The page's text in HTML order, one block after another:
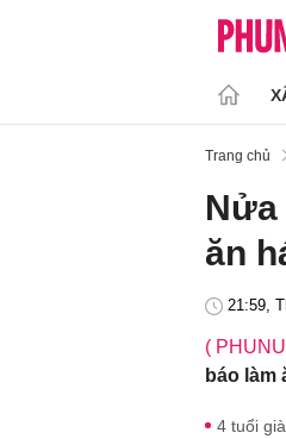
Trang chủ
Nửa
ăn
21:59,
(
báo làm
4 tuổi